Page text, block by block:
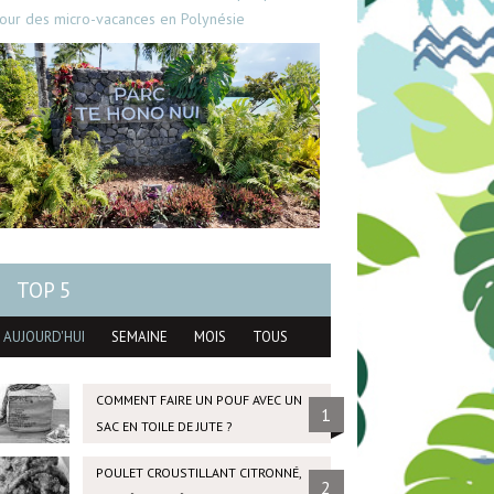
des micro-vacances en Polynésie
TOP 5
AUJOURD'HUI SEMAINE MOIS TOUS
COMMENT FAIRE UN POUF AVEC UN
SAC EN TOILE DE JUTE ?
1
POULET CROUSTILLANT CITRONNÉ,
2